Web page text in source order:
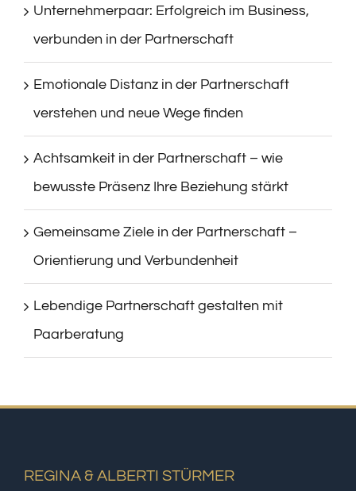
Unternehmerpaar: Erfolgreich im Business,
verbunden in der Partnerschaft
Emotionale Distanz in der Partnerschaft
verstehen und neue Wege finden
Achtsamkeit in der Partnerschaft – wie
bewusste Präsenz Ihre Beziehung stärkt
Gemeinsame Ziele in der Partnerschaft –
Orientierung und Verbundenheit
Lebendige Partnerschaft gestalten mit
Paarberatung
REGINA & ALBERTI STÜRMER